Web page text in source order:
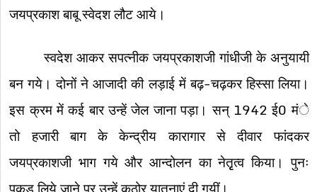
जयप्रकाश बाबू स्वेदश लौट आये।
स्वदेश आकर सपत्नीक जयप्रकाशजी गांधीजी के अनुयायी
बन गये। दोनों ने आजादी की लड़ाई में बढ़-चढ़कर हिस्सा लिया।
इस क्रम में कई बार उन्हें जेल जाना पड़ा। सन् 1942 ई0 मंे
तो हजारी बाग के केन्द्रीय कारागार से दीवार फांदकर
जयप्रकाशजी भाग गये और आन्दोलन का नेतृृत्व किया। पुनः